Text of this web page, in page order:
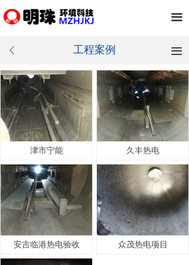
끀
ꄴ 工程案例 끀
津市宁能 久丰热电
安吉临港热电验收 众茂热电项目